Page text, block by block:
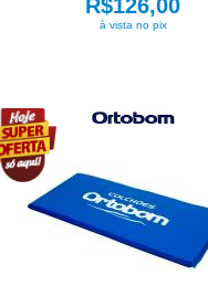
R$126,00
à vista no pix